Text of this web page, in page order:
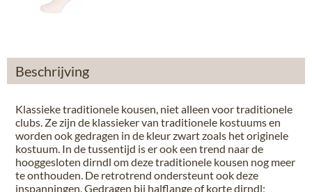
Beschrijving
Klassieke traditionele kousen, niet alleen voor traditionele
clubs. Ze zijn de klassieker van traditionele kostuums en
worden ook gedragen in de kleur zwart zoals het originele
kostuum. In de tussentijd is er ook een trend naar de
hooggesloten dirndl om deze traditionele kousen nog meer
te onthouden. De retrotrend ondersteunt ook deze
inspanningen. Gedragen bij halflange of korte dirndl;